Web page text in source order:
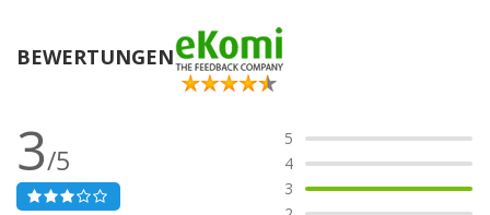
BEWERTUNGEN
3/5
5
4
3